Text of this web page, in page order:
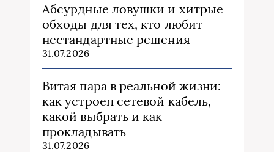
Абсурдные ловушки и хитрые
обходы для тех, кто любит
нестандартные решения
31.07.2026
Витая пара в реальной жизни:
как устроен сетевой кабель,
какой выбрать и как
прокладывать
31.07.2026